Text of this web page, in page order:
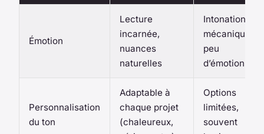
Émotion
Lecture
incarnée,
nuances
naturelles
Intonation
mécanique,
peu
d’émotion
Personnalisation
du ton
Adaptable à
chaque projet
(chaleureux,
Options
limitées,
souvent